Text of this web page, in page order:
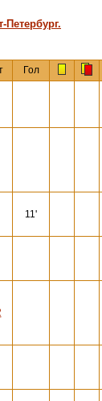
Петербург.
Гол
11'